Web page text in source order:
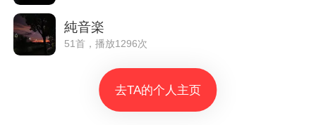
純音楽
51首，播放1296次
去TA的个人主页